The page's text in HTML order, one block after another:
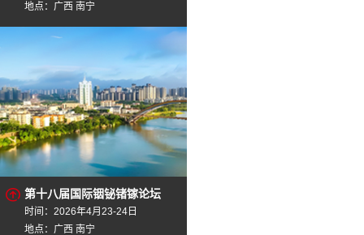
地点：广西 南宁
第十八届国际铟铋锗镓论坛
时间：2026年4月23-24日
地点：广西 南宁